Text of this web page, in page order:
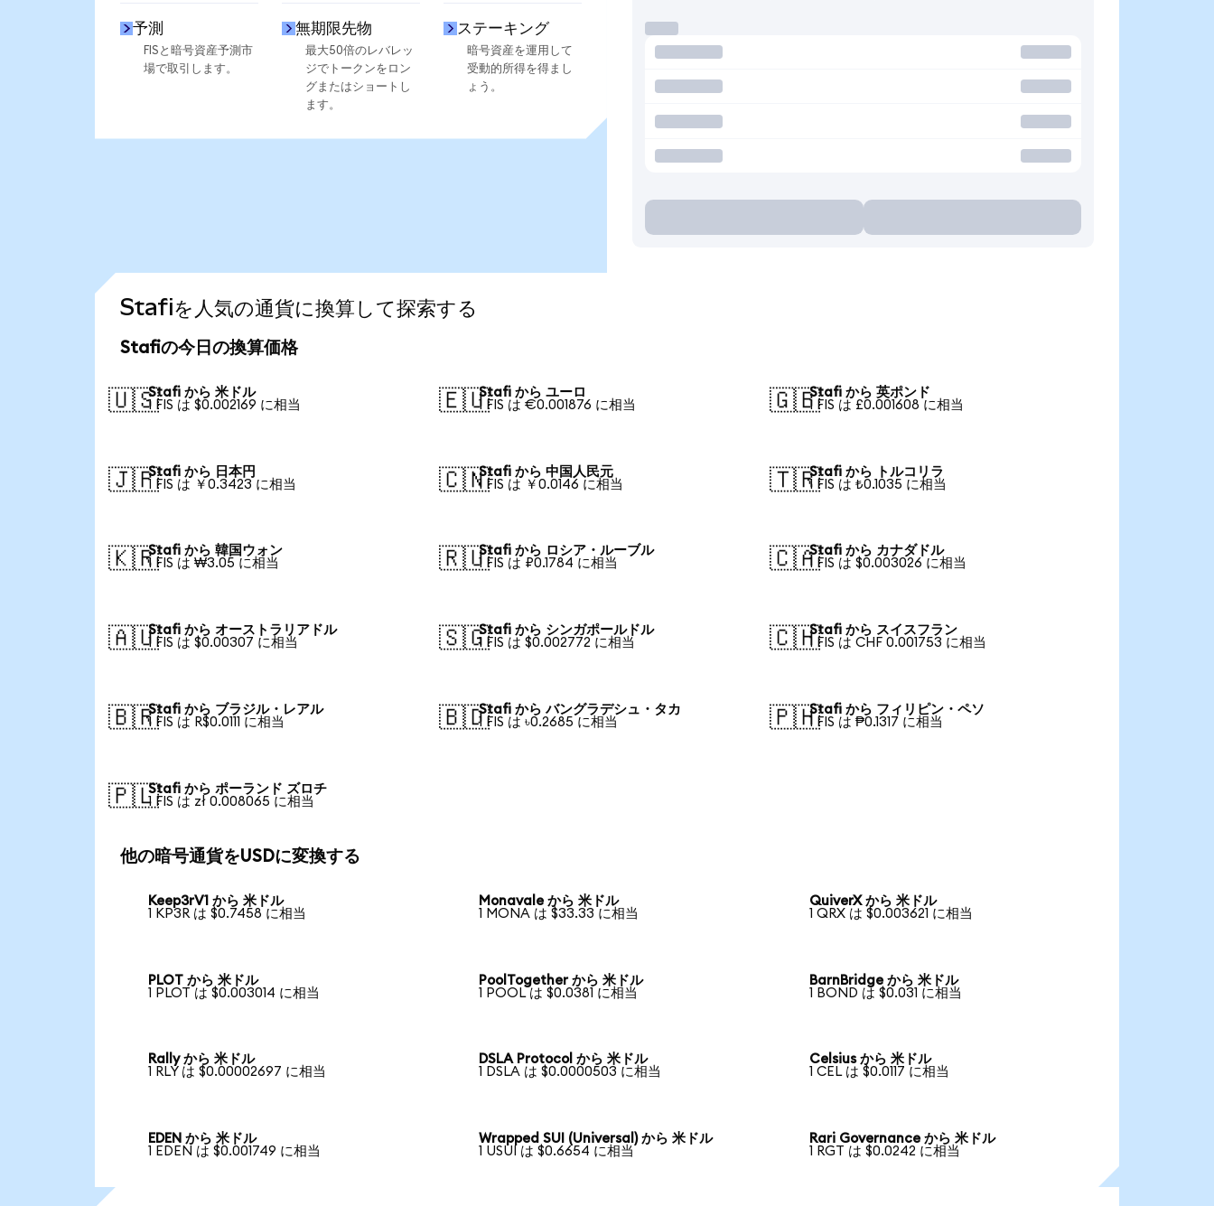
予測
FISと暗号資産予測市
場で取引します。
無期限先物
最大50倍のレバレッ
ジでトークンをロン
グまたはショートし
ます。
ステーキング
暗号資産を運用して
受動的所得を得まし
ょう。
Stafiを人気の通貨に換算して探索する
Stafiの今日の換算価格
🇺🇸Stafi から 米ドル
1 FIS は $0.002169 に相当
🇪🇺Stafi から ユーロ
1 FIS は €0.001876 に相当
🇬🇧Stafi から 英ポンド
1 FIS は £0.001608 に相当
🇯🇵Stafi から 日本円
1 FIS は ￥0.3423 に相当
🇨🇳Stafi から 中国人民元
1 FIS は ￥0.0146 に相当
🇹🇷Stafi から トルコリラ
1 FIS は ₺0.1035 に相当
🇰🇷Stafi から 韓国ウォン
1 FIS は ₩3.05 に相当
🇷🇺Stafi から ロシア・ルーブル
1 FIS は ₽0.1784 に相当
🇨🇦Stafi から カナダドル
1 FIS は $0.003026 に相当
🇦🇺Stafi から オーストラリアドル
1 FIS は $0.00307 に相当
🇸🇬Stafi から シンガポールドル
1 FIS は $0.002772 に相当
🇨🇭Stafi から スイスフラン
1 FIS は CHF 0.001753 に相当
🇧🇷Stafi から ブラジル・レアル
1 FIS は R$0.0111 に相当
🇧🇩Stafi から バングラデシュ・タカ
1 FIS は ৳0.2685 に相当
🇵🇭Stafi から フィリピン・ペソ
1 FIS は ₱0.1317 に相当
🇵🇱Stafi から ポーランド ズロチ
1 FIS は zł 0.008065 に相当
他の暗号通貨をUSDに変換する
Keep3rV1 から 米ドル
1 KP3R は $0.7458 に相当
Monavale から 米ドル
1 MONA は $33.33 に相当
QuiverX から 米ドル
1 QRX は $0.003621 に相当
PLOT から 米ドル
1 PLOT は $0.003014 に相当
PoolTogether から 米ドル
1 POOL は $0.0381 に相当
BarnBridge から 米ドル
1 BOND は $0.031 に相当
Rally から 米ドル
1 RLY は $0.00002697 に相当
DSLA Protocol から 米ドル
1 DSLA は $0.0000503 に相当
Celsius から 米ドル
1 CEL は $0.0117 に相当
EDEN から 米ドル
1 EDEN は $0.001749 に相当
Wrapped SUI (Universal) から 米ドル
1 USUI は $0.6654 に相当
Rari Governance から 米ドル
1 RGT は $0.0242 に相当